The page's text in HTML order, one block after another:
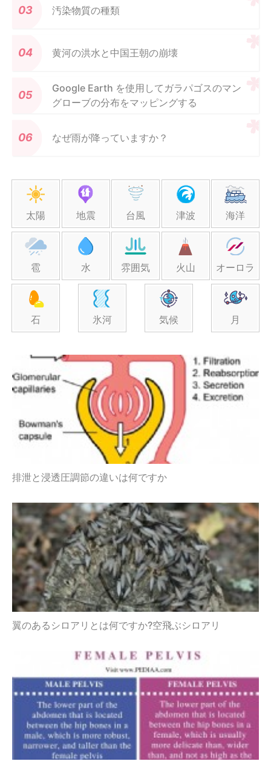
汚染物質の種類
黄河の洪水と中国王朝の崩壊
Google Earth を使用してガラパゴスのマン
グローブの分布をマッピングする
なぜ雨が降っていますか？
太陽 地震 台風 津波 海洋
雹 水 雰囲気 火山 オーロラ
石 氷河 気候 月
排泄と浸透圧調節の違いは何ですか
翼のあるシロアリとは何ですか?空飛ぶシロアリ